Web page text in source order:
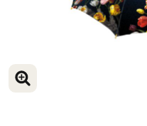
BILD VERGRÖSSERN
BILD VERGRÖSSERN